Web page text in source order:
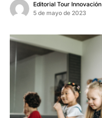
Editorial Tour Innovación
5 de mayo de 2023